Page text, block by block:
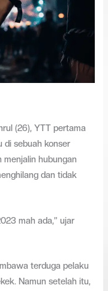
(26), YTT pertama
di sebuah konser
menjalin hubungan
dan tidak
mah ada,” ujar
terduga pelaku
Namun setelah itu,